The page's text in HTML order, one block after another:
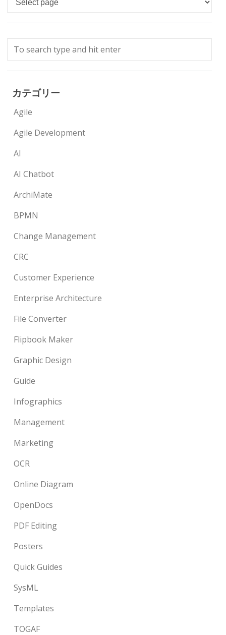
カテゴリー
Agile
Agile Development
AI
AI Chatbot
ArchiMate
BPMN
Change Management
CRC
Customer Experience
Enterprise Architecture
File Converter
Flipbook Maker
Graphic Design
Guide
Infographics
Management
Marketing
OCR
Online Diagram
OpenDocs
PDF Editing
Posters
Quick Guides
SysML
Templates
TOGAF